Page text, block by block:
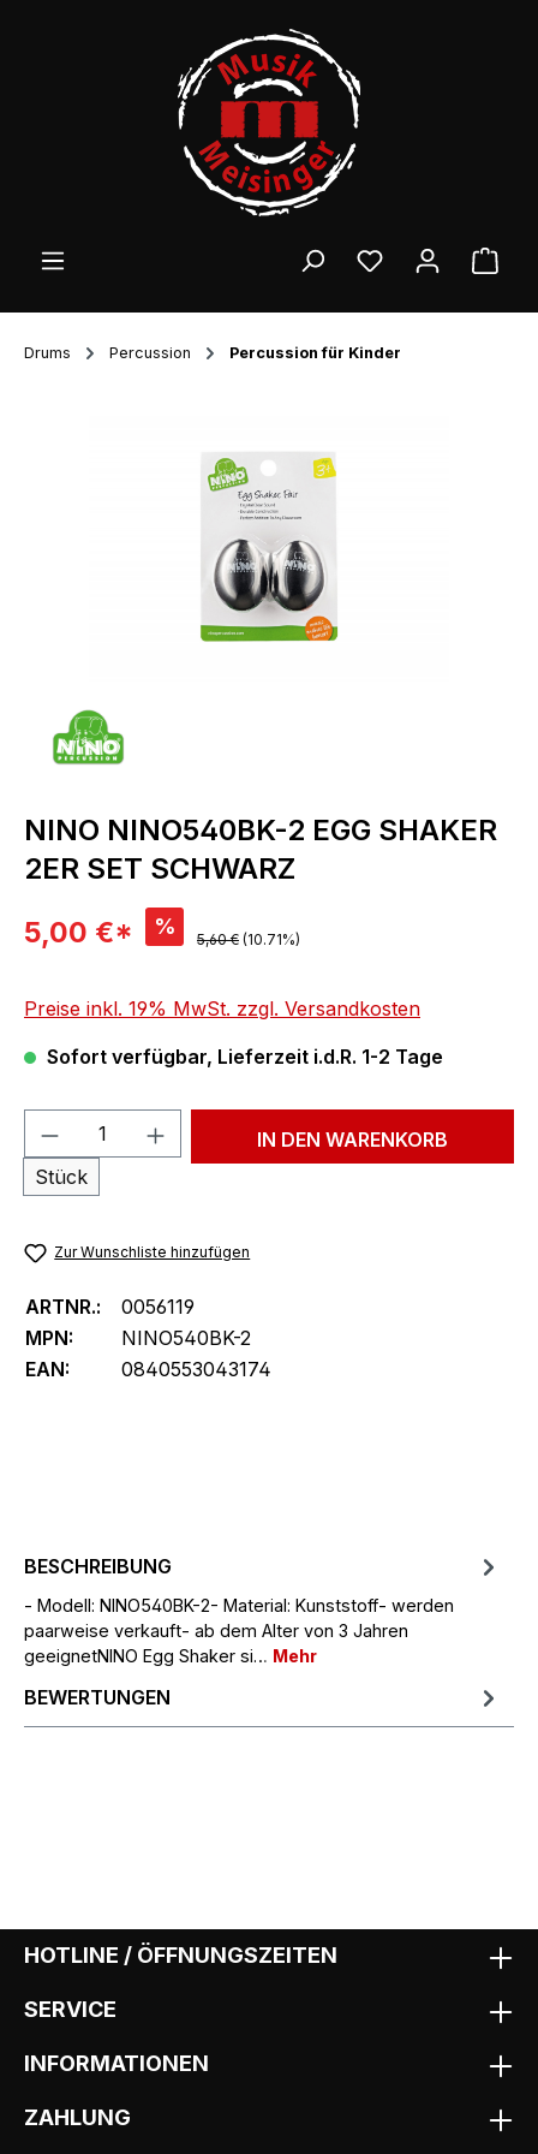
Drums Percussion Percussion für Kinder
NINO NINO540BK-2 EGG SHAKER
2ER SET SCHWARZ
Verkaufspreis:
5,00 €* % Regulärer Preis:
5,60 € (10.71%)
Preise inkl. 19% MwSt. zzgl. Versandkosten
Sofort verfügbar, Lieferzeit i.d.R. 1-2 Tage
Produkt Anzahl: Gib den
Stück
IN DEN WARENKORB
Zur Wunschliste hinzufügen
ARTNR.:
0056119
MPN:
NINO540BK-2
EAN:
0840553043174
BESCHREIBUNG
- Modell: NINO540BK-2- Material: Kunststoff- werden
paarweise verkauft- ab dem Alter von 3 Jahren
geeignetNINO Egg Shaker si… Mehr
BEWERTUNGEN
HOTLINE / ÖFFNUNGSZEITEN
SERVICE
INFORMATIONEN
ZAHLUNG